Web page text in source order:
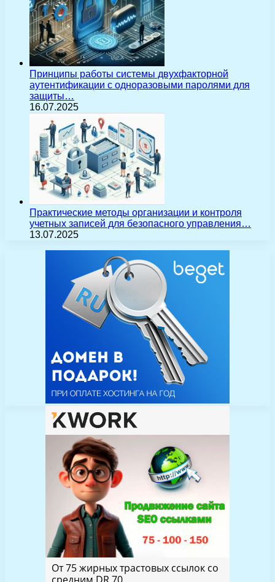
Принципы работы системы двухфакторной
аутентификации с одноразовыми паролями для
защиты…
16.07.2025
Практические методы организации и контроля
учетных записей для безопасного управления…
13.07.2025